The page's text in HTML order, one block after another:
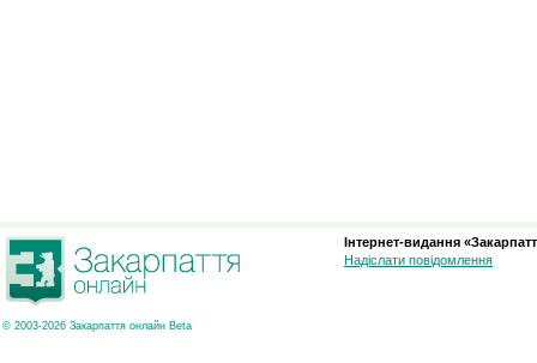
© 2003-2026 Закарпаття онлайн Beta
Інтернет-видання
Надіслати повідомлення